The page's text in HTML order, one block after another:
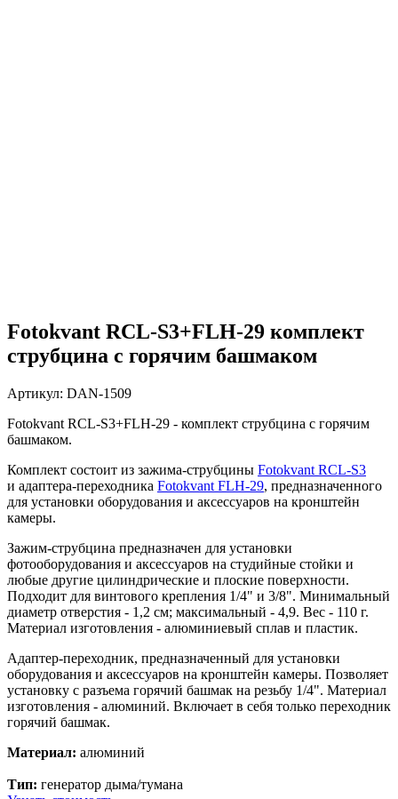
Fotokvant RCL-S3+FLH-29 комплект
струбцина с горячим башмаком
Артикул: DAN-1509
Fotokvant RCL-S3+FLH-29 - комплект струбцина с горячим
башмаком.
Комплект состоит из зажима-струбцины Fotokvant RCL-S3
и адаптера-переходника Fotokvant FLH-29, предназначенного
для установки оборудования и аксессуаров на кронштейн
камеры.
Зажим-струбцина предназначен для установки
фотооборудования и аксессуаров на студийные стойки и
любые другие цилиндрические и плоские поверхности.
Подходит для винтового крепления 1/4" и 3/8". Минимальный
диаметр отверстия - 1,2 см; максимальный - 4,9. Вес - 110 г.
Материал изготовления - алюминиевый сплав и пластик.
Адаптер-переходник, предназначенный для установки
оборудования и аксессуаров на кронштейн камеры. Позволяет
установку с разъема горячий башмак на резьбу 1/4". Материал
изготовления - алюминий. Включает в себя только переходник
горячий башмак.
Материал: алюминий
Тип: генератор дыма/тумана